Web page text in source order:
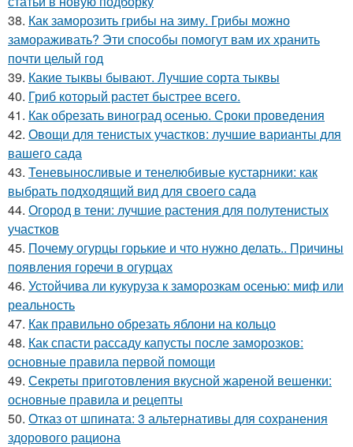
38. Как заморозить грибы на зиму. Грибы можно
замораживать? Эти способы помогут вам их хранить
почти целый год
39. Какие тыквы бывают. Лучшие сорта тыквы
40. Гриб который растет быстрее всего.
41. Как обрезать виноград осенью. Сроки проведения
42. Овощи для тенистых участков: лучшие варианты для
вашего сада
43. Теневыносливые и тенелюбивые кустарники: как
выбрать подходящий вид для своего сада
44. Огород в тени: лучшие растения для полутенистых
участков
45. Почему огурцы горькие и что нужно делать.. Причины
появления горечи в огурцах
46. Устойчива ли кукуруза к заморозкам осенью: миф или
реальность
47. Как правильно обрезать яблони на кольцо
48. Как спасти рассаду капусты после заморозков:
основные правила первой помощи
49. Секреты приготовления вкусной жареной вешенки:
основные правила и рецепты
50. Отказ от шпината: 3 альтернативы для сохранения
здорового рациона